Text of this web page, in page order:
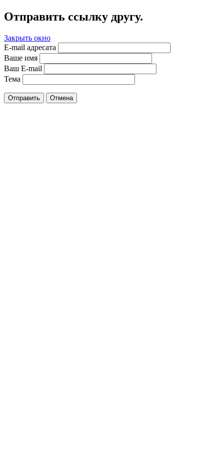
Отправить ссылку другу.
Закрыть окно
E-mail адресата
Ваше имя
Ваш E-mail
Тема
Отправить Отмена